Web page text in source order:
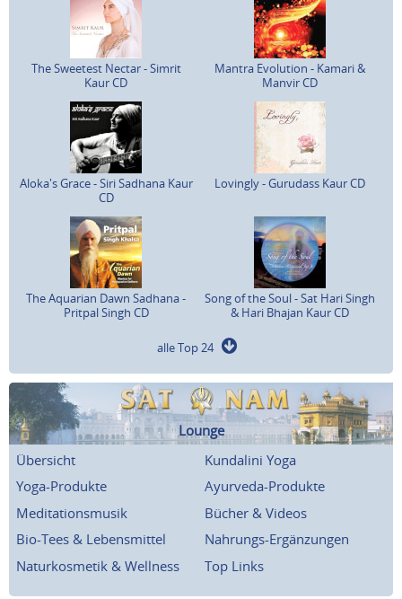
The Sweetest Nectar - Simrit
Kaur CD
Mantra Evolution - Kamari &
Manvir CD
Aloka's Grace - Siri Sadhana Kaur
CD
Lovingly - Gurudass Kaur CD
The Aquarian Dawn Sadhana -
Pritpal Singh CD
Song of the Soul - Sat Hari Singh
& Hari Bhajan Kaur CD
alle Top 24
Lounge
Übersicht
Kundalini Yoga
Yoga-Produkte
Ayurveda-Produkte
Meditationsmusik
Bücher & Videos
Bio-Tees & Lebensmittel
Nahrungs-Ergänzungen
Naturkosmetik & Wellness
Top Links